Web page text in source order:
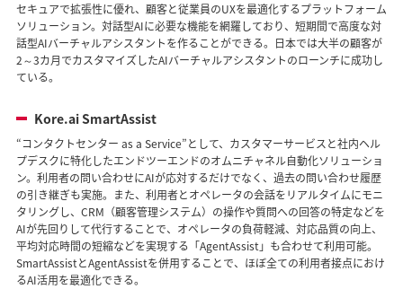
セキュアで拡張性に優れ、顧客と従業員のUXを最適化するプラットフォーム
ソリューション。対話型AIに必要な機能を網羅しており、短期間で高度な対
話型AIバーチャルアシスタントを作ることができる。日本では大半の顧客が
2～3カ月でカスタマイズしたAIバーチャルアシスタントのローンチに成功し
ている。
Kore.ai SmartAssist
“コンタクトセンター as a Service”として、カスタマーサービスと社内ヘル
プデスクに特化したエンドツーエンドのオムニチャネル自動化ソリューショ
ン。利用者の問い合わせにAIが応対するだけでなく、過去の問い合わせ履歴
の引き継ぎも実施。また、利用者とオペレータの会話をリアルタイムにモニ
タリングし、CRM（顧客管理システム）の操作や質問への回答の特定などを
AIが先回りして代行することで、オペレータの負荷軽減、対応品質の向上、
平均対応時間の短縮などを実現する「AgentAssist」も合わせて利用可能。
SmartAssistとAgentAssistを併用することで、ほぼ全ての利用者接点におけ
るAI活用を最適化できる。